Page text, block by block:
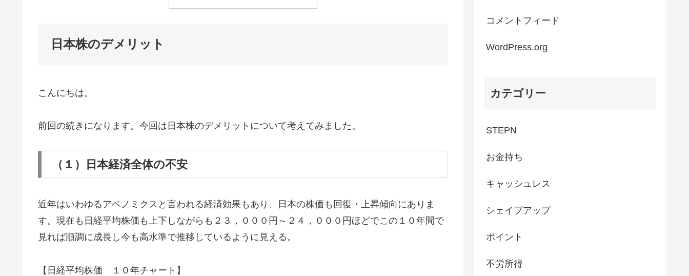
日本株のデメリット
こんにちは。
前回の続きになります。今回は日本株のデメリットについて考えてみました。
（１）日本経済全体の不安
近年はいわゆるアベノミクスと言われる経済効果もあり、日本の株価も回復・上昇傾向にありま
す。現在も日経平均株価も上下しながらも２３，０００円～２４，０００円ほどでこの１０年間で
見れば順調に成長し今も高水準で推移しているように見える。
【日経平均株価 １０年チャート】
コメントフィード
WordPress.org
カテゴリー
STEPN
お金持ち
キャッシュレス
シェイプアップ
ポイント
不労所得